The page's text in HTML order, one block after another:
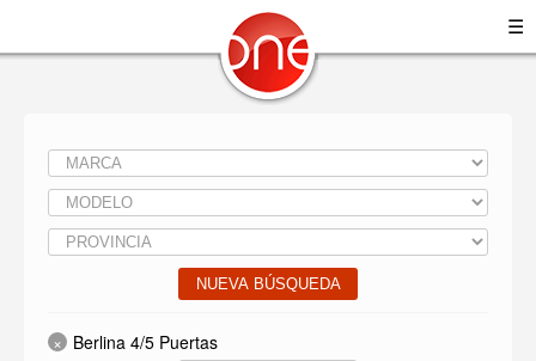
☰
NUEVA BÚSQUEDA
Berlina 4/5 Puertas